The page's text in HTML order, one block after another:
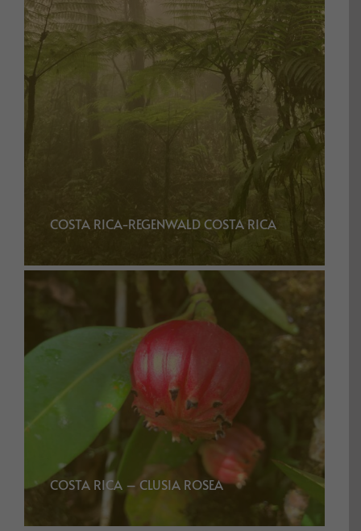
COSTA RICA-REGENWALD COSTA RICA
COSTA RICA – CLUSIA ROSEA